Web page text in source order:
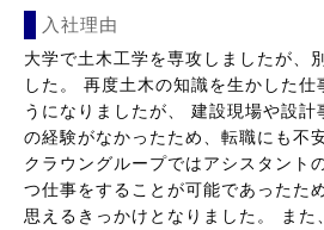
入社理由
大学で土木工学を専攻しましたが、
した。 再度土木の知識を生かした仕
うになりましたが、 建設現場や設計
の経験がなかったため、転職にも不
クラウングループではアシスタント
つ仕事をすることが可能であったた
思えるきっかけとなりました。 また